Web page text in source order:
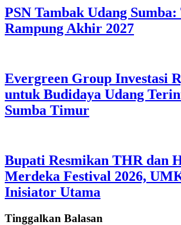
PSN Tambak Udang
Rampung Akhir 2027
Evergreen Group Investasi
untuk Budidaya Udang
Sumba Timur
Bupati Resmikan THR dan
Merdeka Festival 2026,
Inisiator Utama
Tinggalkan Balasan